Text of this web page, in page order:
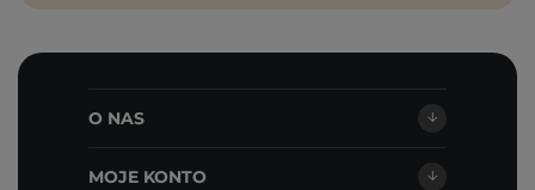
O NAS
MOJE KONTO